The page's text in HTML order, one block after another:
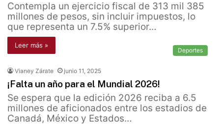
Contempla un ejercicio fiscal de 313 mil 385
millones de pesos, sin incluir impuestos, lo
que representa un 7.5% superior…
Leer más »
Deportes
Vianey Zárate junio 11, 2025
¡Falta un año para el Mundial 2026!
Se espera que la edición 2026 reciba a 6.5
millones de aficionados entre los estadios de
Canadá, México y Estados…